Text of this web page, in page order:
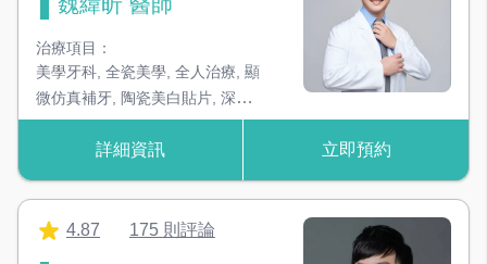
治療項目：
美學牙科, 全瓷美學, 全人治療, 顯
微仿真補牙, 陶瓷美白貼片, 深度
齲齒處理
詳細資訊 立即預約
4.87 175 則評論